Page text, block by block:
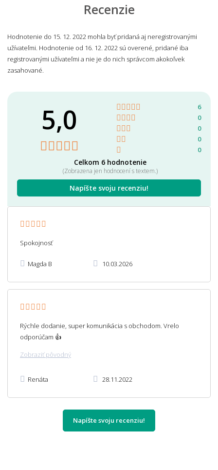
Recenzie
Hodnotenie do 15. 12. 2022 mohla byť pridaná aj neregistrovanými
užívateľmi. Hodnotenie od 16. 12. 2022 sú overené, pridané iba
registrovanými užívateľmi a nie je do nich správcom akokoľvek
zasahované.
5,0
Celkom 6 hodnotenie
(Zobrazena jen hodnocení s textem.)
Napíšte svoju recenziu!
6
0
0
0
0
Spokojnosť
Magda B 10.03.2026
Rýchle dodanie, super komunikácia s obchodom. Vrelo
odporúčam 👍
Zobraziť pôvodný
Renáta 28.11.2022
Napíšte svoju recenziu!